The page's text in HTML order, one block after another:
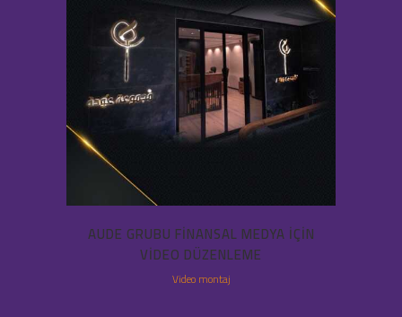
AUDE GRUBU FINANSAL MEDYA IÇIN
VIDEO DÜZENLEME
Video montaj